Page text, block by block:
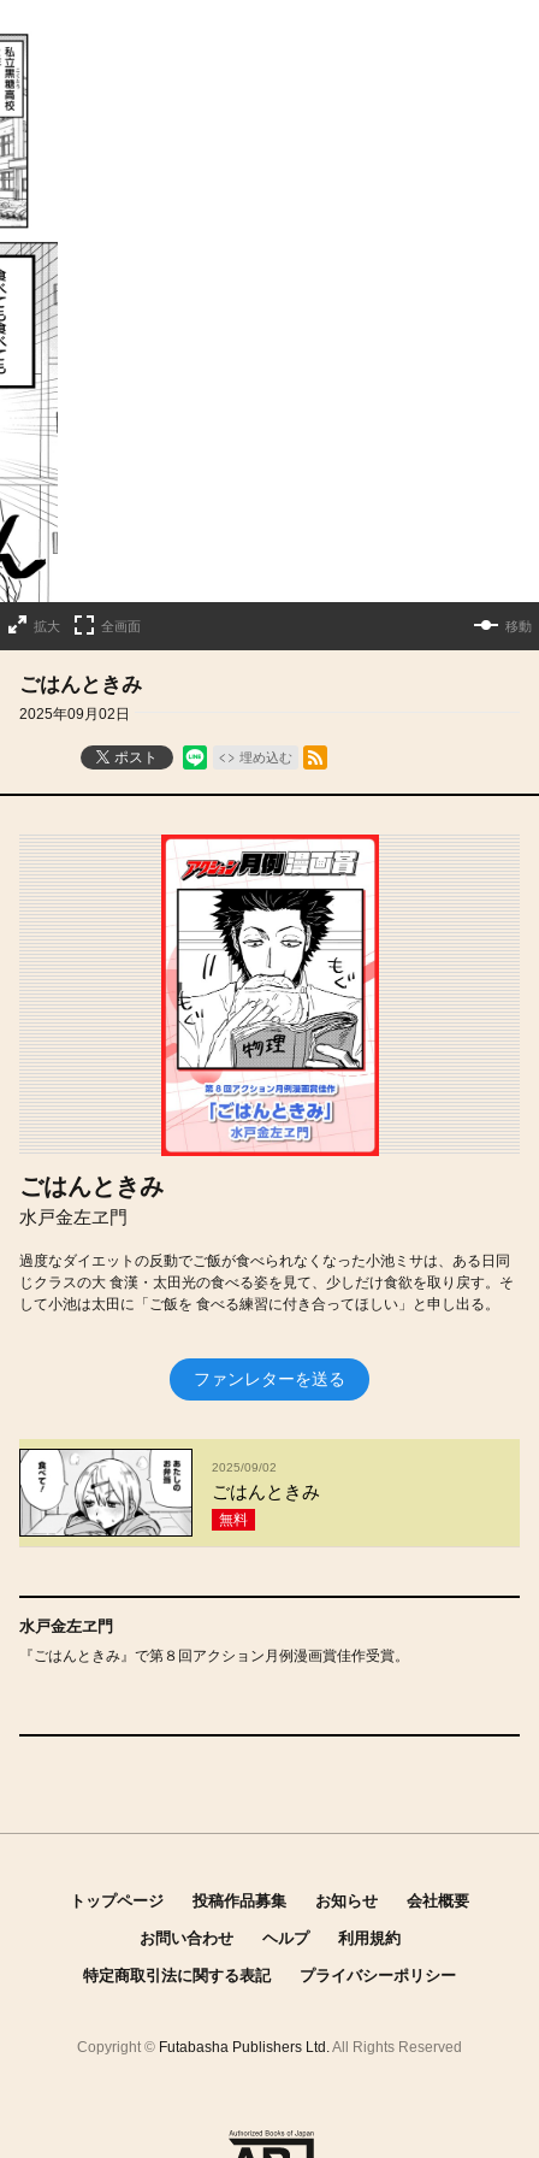
拡大 全画面 移動
ごはんときみ
2025年09月02日
ポスト 埋め込む
RSSフィード
ごはんときみ
水戸金左ヱ門
過度なダイエットの反動でご飯が食べられなくなった小池ミサは、ある日同
じクラスの大 食漢・太田光の食べる姿を見て、少しだけ食欲を取り戻す。そ
して小池は太田に「ご飯を 食べる練習に付き合ってほしい」と申し出る。
ファンレターを送る
2025/09/02
ごはんときみ
無料
水戸金左ヱ門
『ごはんときみ』で第８回アクション月例漫画賞佳作受賞。
トップページ 投稿作品募集 お知らせ 会社概要
お問い合わせ ヘルプ 利用規約
特定商取引法に関する表記 プライバシーポリシー
Copyright © Futabasha Publishers Ltd.All Rights Reserved